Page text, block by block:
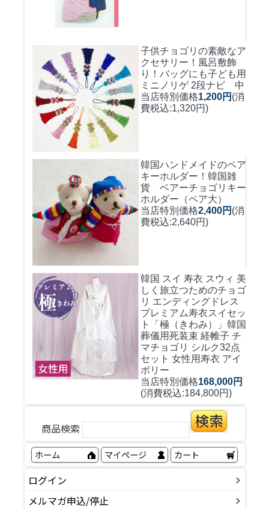
子供チョゴリの素敵なア
クセサリー！風呂敷飾
り！バッグにも子ども用
ミニノリゲ 2段ナビ 中
当店特別価格1,200円 (消
費税込:1,320円)
韓国ハンドメイドのペア
キーホルダー！ 韓国雑
貨 ベアーチョゴリキー
ホルダー（ペア大）
当店特別価格2,400円 (消
費税込:2,640円)
韓国 スイ 寿衣 スウィ 美
しく旅立つためのチョゴ
リ エンディングドレス
プレミアム寿衣スイセッ
ト「極（きわみ）」韓国
葬儀用死装束 経帷子 チ
マチョゴリ シルク32点
セット 女性用寿衣 アイ
ボリー
当店特別価格168,000円
(消費税込:184,800円)
商品検索
ホーム マイページ カート
ログイン
メルマガ申込/停止